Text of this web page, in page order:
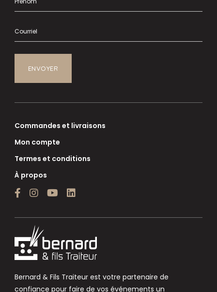
Bernard & Fils Traiteur est votre partenaire de
confiance pour faire de vos événements un
Commandes et livraisons
Mon compte
Termes et conditions
À propos